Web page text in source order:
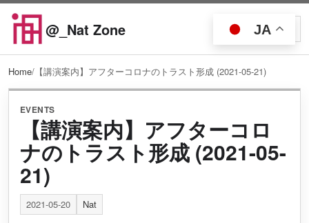
Skip to content
@_Nat Zone Open search
Home/ 【講演案内】アフターコロナのトラスト形成 (2021-05-21)
EVENTS
【講演案内】アフターコロ
ナのトラスト形成 (2021-05-
21)
2021-05-20 Nat
JA